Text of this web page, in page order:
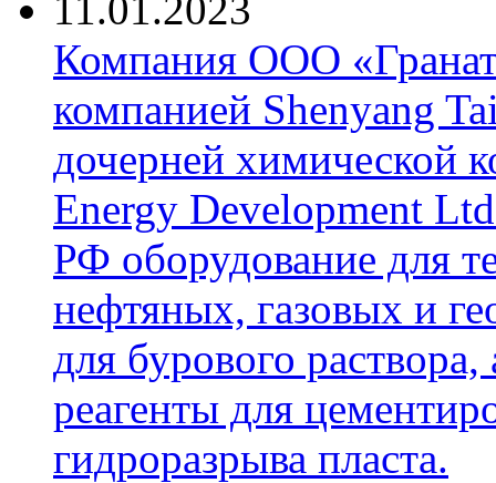
Компания ООО
компанией Shenyang
дочерней химической
Energy Development
РФ оборудование для
нефтяных, газовых и
для бурового
реагенты для
гидроразрыва пласта.